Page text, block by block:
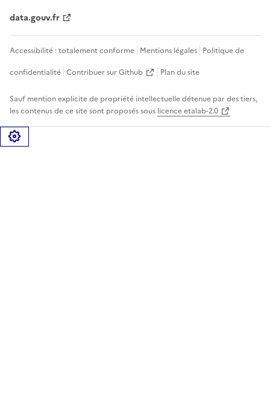
data.gouv.fr
Accessibilité : totalement conforme Mentions légales Politique de
confidentialité Contribuer sur Github Plan du site
Sauf mention explicite de propriété intellectuelle détenue par des tiers,
les contenus de ce site sont proposés sous licence etalab-2.0
Gérer les cookies